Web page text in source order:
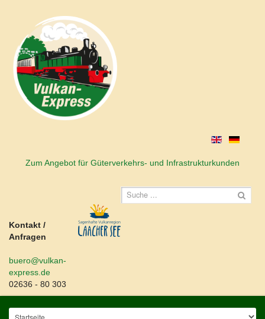
Zum Angebot für Güterverkehrs- und Infrastrukturkunden
Kontakt /
Anfragen
buero@vulkan-
express.de
02636 - 80 303